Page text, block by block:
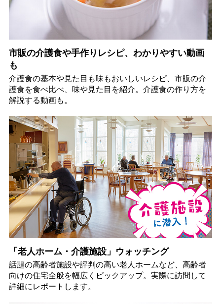
市販の介護食や手作りレシピ、わかりやすい動画
も
介護食の基本や見た目も味もおいしいレシピ、市販の介
護食を食べ比べ、味や見た目を紹介。介護食の作り方を
解説する動画も。
「老人ホーム・介護施設」ウォッチング
話題の高齢者施設や評判の高い老人ホームなど、高齢者
向けの住宅全般を幅広くピックアップ。実際に訪問して
詳細にレポートします。